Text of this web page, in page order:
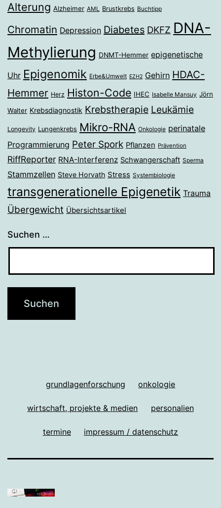
Alterung Alzheimer AML Brustkrebs Buchtipp
Chromatin Depression Diabetes DKFZ DNA-
Methylierung DNMT-Hemmer epigenetische
Uhr Epigenomik Erbe&Umwelt EZH2 Gehirn HDAC-
Hemmer Herz Histon-Code IHEC Isabelle Mansuy Jörn
Walter Krebsdiagnostik Krebstherapie Leukämie
Longevity Lungenkrebs Mikro-RNA Onkologie perinatale
Programmierung Peter Spork Pflanzen Prävention
RiffReporter RNA-Interferenz Schwangerschaft Sperma
Stammzellen Steve Horvath Stress Systembiologie
transgenerationelle Epigenetik Trauma
Übergewicht Übersichtsartikel
Suchen …
grundlagenforschung onkologie
wirtschaft, projekte & medien personalien
termine impressum / datenschutz